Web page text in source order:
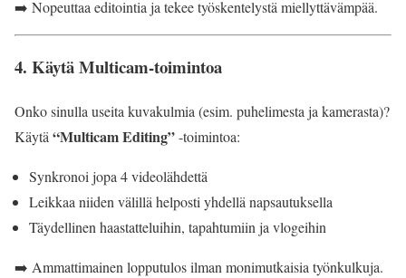
➡️ Nopeuttaa editointia ja tekee työskentelystä miellyttävämpää.
4. Käytä Multicam-toimintoa
Onko sinulla useita kuvakulmia (esim. puhelimesta ja kamerasta)?
Käytä “Multicam Editing”-toimintoa:
Synkronoi jopa 4 videolähdettä
Leikkaa niiden välillä helposti yhdellä napsautuksella
Täydellinen haastatteluihin, tapahtumiin ja vlogeihin
➡️ Ammattimainen lopputulos ilman monimutkaisia työnkulkuja.